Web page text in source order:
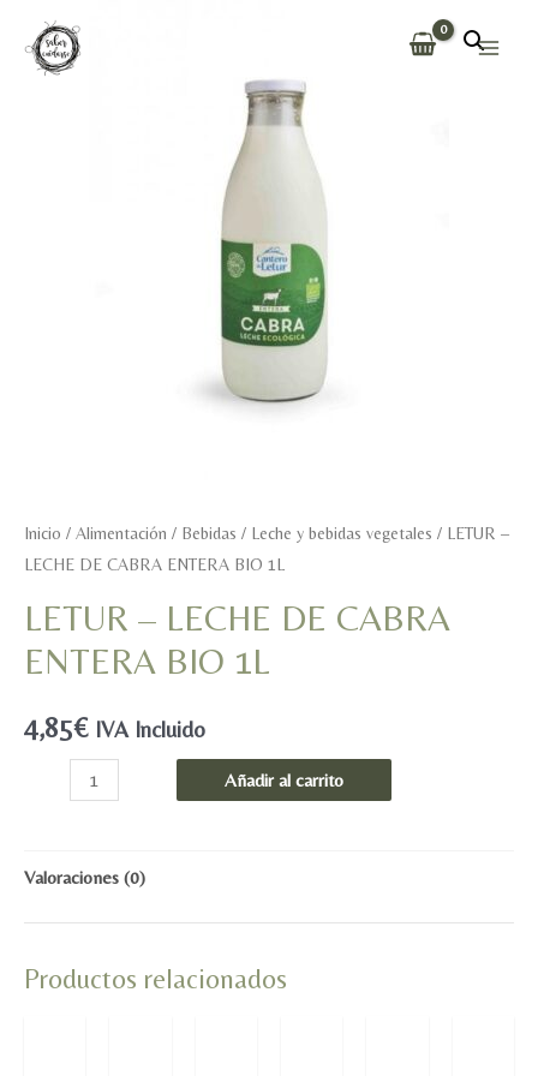
contenido
Inicio / Alimentación / Bebidas / Leche y bebidas vegetales / LETUR –
LECHE DE CABRA ENTERA BIO 1L
LETUR – LECHE DE CABRA
ENTERA BIO 1L
4,85€ IVA Incluido
DE
BIO
Añadir al carrito
Valoraciones (0)
Productos relacionados